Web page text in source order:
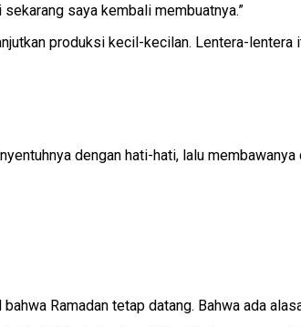
sekarang saya kembali membuatnya.”
produksi kecil-kecilan. Lentera-
dengan hati-hati, lalu
Ramadan tetap datang. Bahwa ada